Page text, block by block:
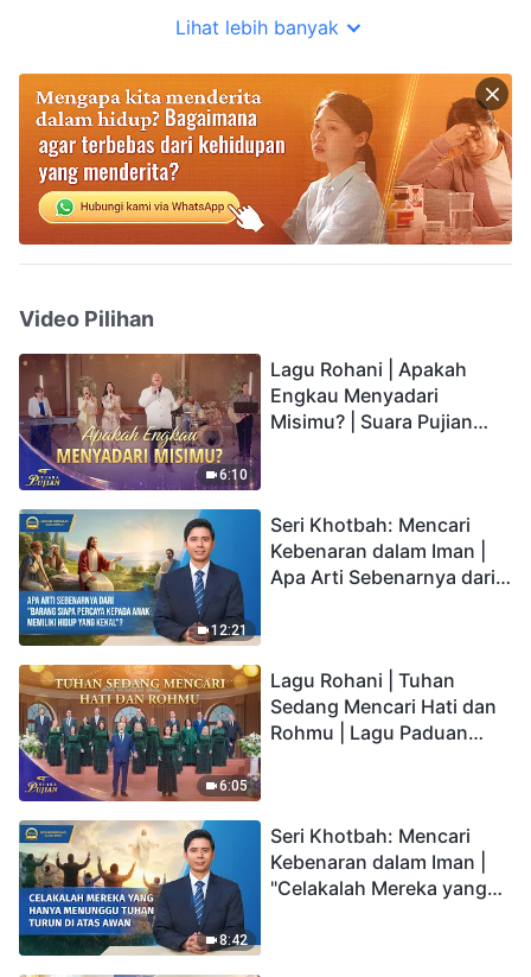
Lihat lebih banyak
Video Pilihan
6:10
Lagu Rohani | Apakah
Engkau Menyadari
Misimu? | Suara Pujian
12:21
Seri Khotbah: Mencari
Kebenaran dalam Iman |
Apa Arti Sebenarnya dari
6:05
Lagu Rohani | Tuhan
Sedang Mencari Hati dan
Rohmu | Lagu Paduan
8:42
Seri Khotbah: Mencari
Kebenaran dalam Iman |
"Celakalah Mereka yang